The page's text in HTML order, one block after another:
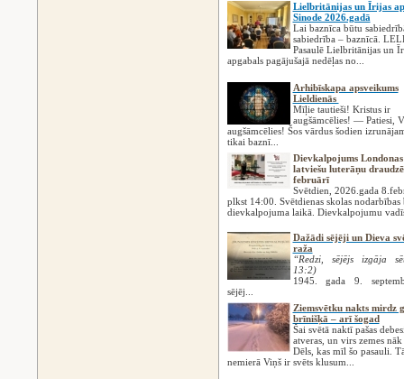
Lielbritānijas un Īrijas
Sinode 2026.gadā
Lai baznīca būtu
sabiedrība – baznīcā.
Pasaulē Lielbritānijas un
apgabals pagājušajā nedēļas no...
Arhibīskapa apsveikums
Lieldienās
Mīļie tautieši! Kristus ir
augšāmcēlies! — Patiesi,
augšāmcēlies! Šos vārdus šodien
tikai baznī...
Dievkalpojums Londonas
latviešu luterāņu draudzē
februārī
Svētdien, 2026.gada
plkst 14:00. Svētdienas skolas nodarbības
dievkalpojuma laikā. Dievkalpojumu
Dažādi sējēji un Dieva
raža
“Redzi, sējējs izgāja
13:2)
1945. gada 9.
sējēj...
Ziemsvētku nakts mirdz
brīnišķā – arī šogad
Šai svētā naktī pašas
atveras, un virs zemes
Dēls, kas mīl šo pasauli.
nemierā Viņš ir svēts klusum...